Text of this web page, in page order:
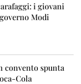
i giovani
Modi
convento spunta
Cola